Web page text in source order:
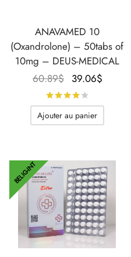
ANAVAMED 10
(Oxandrolone) – 50tabs of
10mg – DEUS-MEDICAL
60.89$ Le prix
initial
était :
60.89$.
39.06$
39.06$.
Ajouter au panier
BELIG-INT